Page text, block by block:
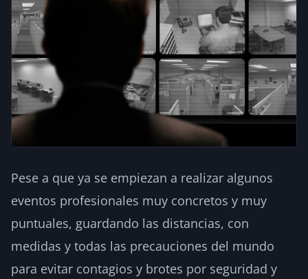
Pese a que ya se empiezan a realizar algunos
eventos profesionales muy concretos y muy
puntuales, guardando las distancias, con
medidas y todas las precauciones del mundo
para evitar contagios y brotes por seguridad y